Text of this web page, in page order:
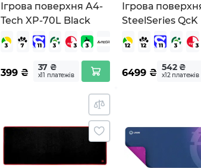
Ігрова поверхня A4-
Tech XP-70L Black
399₴ 37 ₴
х11 платежів
Ігрова
SteelSeries QcK
Cloth 3XL Etail
Black (63512)
6499₴ 542 ₴
х12 платежів